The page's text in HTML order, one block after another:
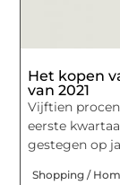
Het kopen
van 2021
Vijftien
eerste
gestegen op
Shopping /